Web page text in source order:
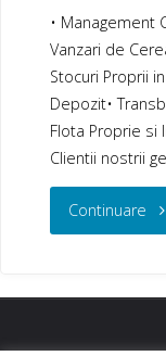
• Management
Vanzari de
Stocuri Proprii
Depozit•
Flota Proprie si
Clientii nostrii
Continuare
si